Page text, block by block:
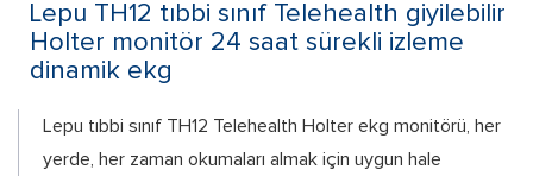
Lepu TH12 tıbbi sınıf Telehealth giyilebilir
Holter monitör 24 saat sürekli izleme
dinamik ekg
Lepu tıbbi sınıf TH12 Telehealth Holter ekg monitörü, her
yerde, her zaman okumaları almak için uygun hale